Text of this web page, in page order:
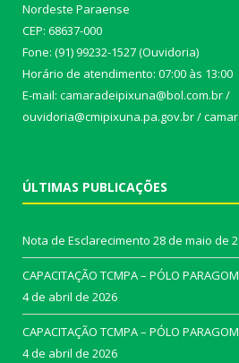
Nordeste Paraense
CEP: 68637-000
Fone: (91) 99232-1527 (Ouvidoria)
Horário de atendimento: 07:00 às 13:00
E-mail: camaradeipixuna@bol.com.br /
ouvidoria@cmipixuna.pa.gov.br /
ÚLTIMAS PUBLICAÇÕES
Nota de Esclarecimento 28 de maio de
CAPACITAÇÃO TCMPA – PÓLO
4 de abril de 2026
CAPACITAÇÃO TCMPA – PÓLO
4 de abril de 2026